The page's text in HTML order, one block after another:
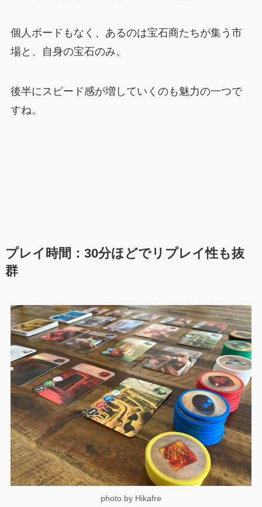
個人ボードもなく、あるのは宝石商たちが集う市
場と、自身の宝石のみ。
後半にスピード感が増していくのも魅力の一つで
すね。
プレイ時間 ：30分ほどでリプレイ性も抜
群
photo by Hikafre